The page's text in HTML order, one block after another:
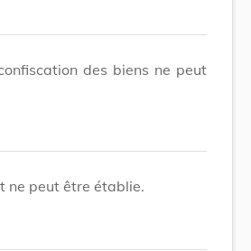
des biens ne peut
ne peut être établie.